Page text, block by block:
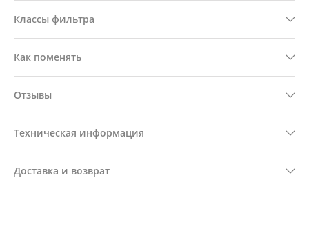
Классы фильтра
Как поменять
Отзывы
Техническая информация
Доставка и возврат